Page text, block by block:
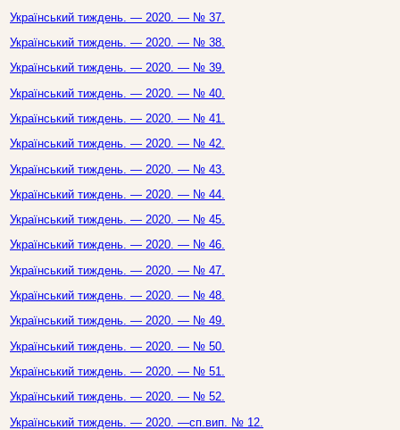
Український тиждень. — 2020. — № 37.
Український тиждень. — 2020. — № 38.
Український тиждень. — 2020. — № 39.
Український тиждень. — 2020. — № 40.
Український тиждень. — 2020. — № 41.
Український тиждень. — 2020. — № 42.
Український тиждень. — 2020. — № 43.
Український тиждень. — 2020. — № 44.
Український тиждень. — 2020. — № 45.
Український тиждень. — 2020. — № 46.
Український тиждень. — 2020. — № 47.
Український тиждень. — 2020. — № 48.
Український тиждень. — 2020. — № 49.
Український тиждень. — 2020. — № 50.
Український тиждень. — 2020. — № 51.
Український тиждень. — 2020. — № 52.
Український тиждень. — 2020. —сп.вип. № 12.